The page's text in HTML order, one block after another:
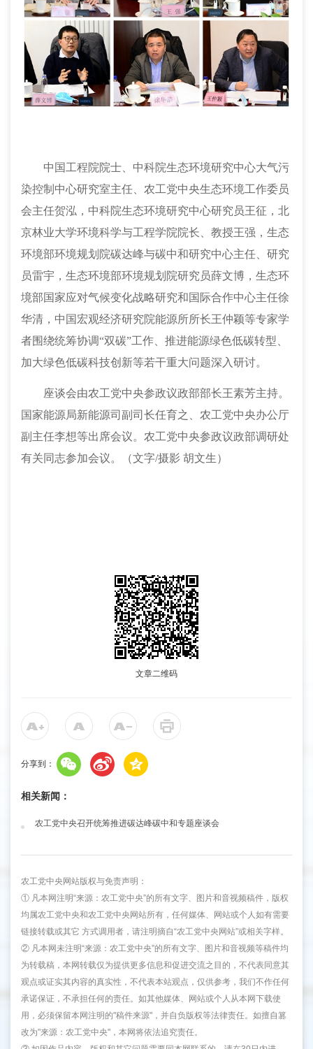
中国工程院院士、中科院生态环境研究中心大气污
染控制中心研究室主任、农工党中央生态环境工作委员
会主任贺泓，中科院生态环境研究中心研究员王征，北
京林业大学环境科学与工程学院院长、教授王强，生态
环境部环境规划院碳达峰与碳中和研究中心主任、研究
员雷宇，生态环境部环境规划院研究员薛文博，生态环
境部国家应对气候变化战略研究和国际合作中心主任徐
华清，中国宏观经济研究院能源所所长王仲颖等专家学
者围绕统筹协调“双碳”工作 、推进能源绿色低碳转型、
加大绿色低碳科技创新等若干重大问题深入研讨。
座谈会由农工党中央参政议政部部长王素芳主持。
国家能源局新能源司副司长任育之、 农工党中央办公厅
副主任李想等出席会议。农工党中央参政议政部调研处
有关同志参加会议。（文字/摄影 胡文生）
文章二维码
分享到：
相关新闻：
农工党中央召开统筹推进碳达峰碳中和专题座谈会
农工党中央网站版权与免责声明：
① 凡本网注明“来源：农工党中央”的所有文字、图片和音视频稿件，版权
均属农工党中央和农工党中央网站所有，任何媒体、网站或个人如有需要
链接转载或其它 方式调用者，请注明摘自“农工党中央网站”或相关字样。
② 凡本网未注明“来源：农工党中央”的所有文字、图片和音视频等稿件均
为转载稿，本网转载仅为提供更多信息和促进交流之目的，不代表同意其
观点或证实其内容的真实性，不代表本站观点，仅供参考，我们不作任何
承诺保证，不承担任何的责任。如其他媒体、网站或个人从本网下载使
用，必须保留本网注明的"稿件来源"，并自负版权等法律责任。如擅自篡
改为"来源：农工党中央"，本网将依法追究责任。